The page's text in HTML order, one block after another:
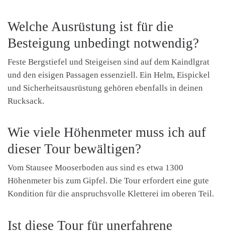
Welche Ausrüstung ist für die
Besteigung unbedingt notwendig?
Feste Bergstiefel und Steigeisen sind auf dem Kaindlgrat
und den eisigen Passagen essenziell. Ein Helm, Eispickel
und Sicherheitsausrüstung gehören ebenfalls in deinen
Rucksack.
Wie viele Höhenmeter muss ich auf
dieser Tour bewältigen?
Vom Stausee Mooserboden aus sind es etwa 1300
Höhenmeter bis zum Gipfel. Die Tour erfordert eine gute
Kondition für die anspruchsvolle Kletterei im oberen Teil.
Ist diese Tour für unerfahrene